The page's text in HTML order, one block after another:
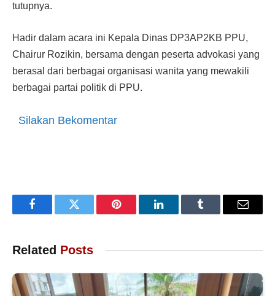
tutupnya.
Hadir dalam acara ini Kepala Dinas DP3AP2KB PPU,
Chairur Rozikin, bersama dengan peserta advokasi yang
berasal dari berbagai organisasi wanita yang mewakili
berbagai partai politik di PPU.
Silakan Bekomentar
FacebookTwitter Pinterest LinkedInTumblr Email
Related Posts